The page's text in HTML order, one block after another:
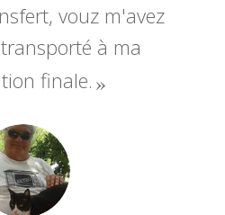
vouz m'avez
à ma
finale.